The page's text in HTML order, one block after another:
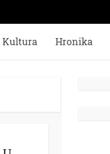
Kultura Hronika